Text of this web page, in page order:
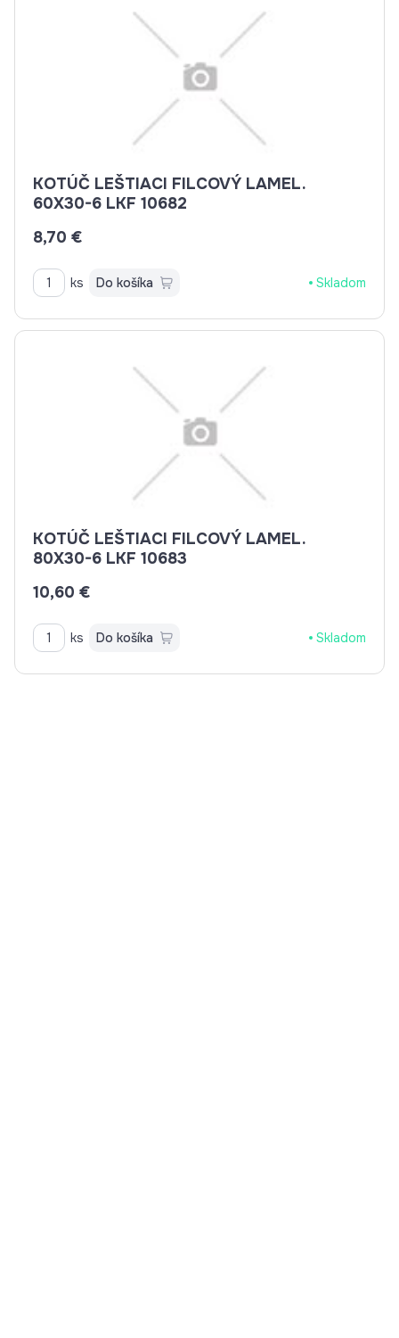
KOTÚČ LEŠTIACI FILCOVÝ LAMEL.
60X30-6 LKF 10682
8,70 €
ks Do košíka Skladom
KOTÚČ LEŠTIACI FILCOVÝ LAMEL.
80X30-6 LKF 10683
10,60 €
ks Do košíka Skladom